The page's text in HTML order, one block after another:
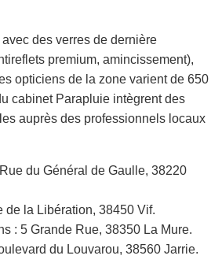
des verres de dernière
premium, amincissement),
opticiens de la zone varient de 650
cabinet Parapluie intègrent des
auprès des professionnels locaux
du Général de Gaulle, 38220
de la Libération, 38450 Vif.
: 5 Grande Rue, 38350 La Mure.
du Louvarou, 38560 Jarrie.